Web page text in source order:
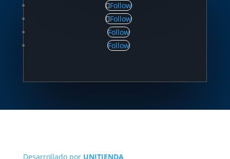
Follow
Follow
Follow
Follow
Desarrollado por UNITIENDA